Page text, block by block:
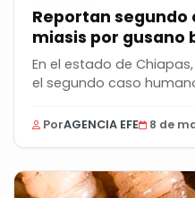
Reportan segundo
miasis por gusano
En el estado de
el segundo caso
PorAGENCIA EFE 8 de